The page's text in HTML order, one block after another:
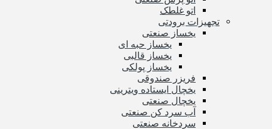
اتو غلطک
تجهیزات برودتی
یخساز صنعتی
یخساز حبه ای
یخساز قالبی
یخساز پولکی
فریزر صندوقی
یخچال ایستاده ویترینی
یخچال صنعتی
آب سرد کن صنعتی
سردخانه صنعتی